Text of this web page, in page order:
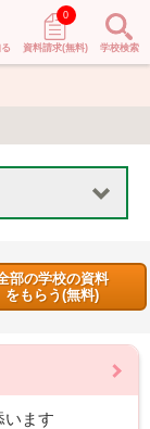
資料請求(無料)
0
学校検索
部の学校の資料
をもらう(無料)
います